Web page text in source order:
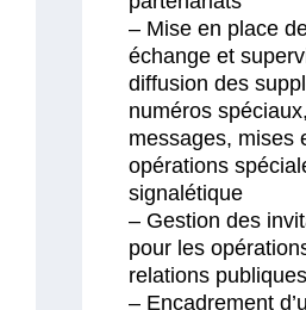
– Mise en place
échange et
diffusion des
numéros
messages, mises
opérations
signalétique
– Gestion des
pour les
relations publiques
– Encadrement